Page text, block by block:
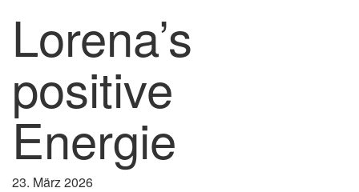
Lorena’s
positive
Energie
23. März 2026